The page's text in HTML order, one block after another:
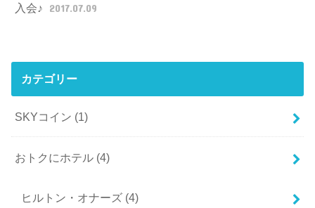
入会♪
2017.07.09
カテゴリー
SKYコイン (1)
おトクにホテル (4)
ヒルトン・オナーズ (4)